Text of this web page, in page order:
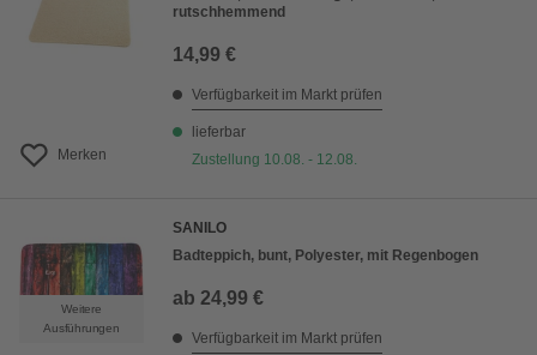
Merken
rutschhemmend
14,99 €
Verfügbarkeit im Markt prüfen
lieferbar
Zustellung 10.08. - 12.08.
Weitere
Ausführungen
SANILO
Badteppich, bunt, Polyester, mit Regenbogen
ab 24,99 €
Verfügbarkeit im Markt prüfen